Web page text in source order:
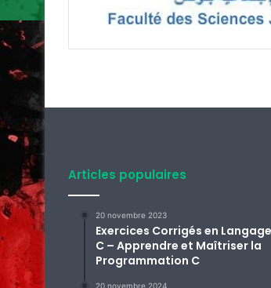
Articles populaires
20 novembre 2023
Exercices Corrigés en Langage
C – Apprendre et Maîtriser la
Programmation C
20 novembre 2024